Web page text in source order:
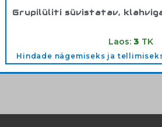
Grupilüliti süvistatav,
Laos: 3 TK
Hindade nägemiseks ja